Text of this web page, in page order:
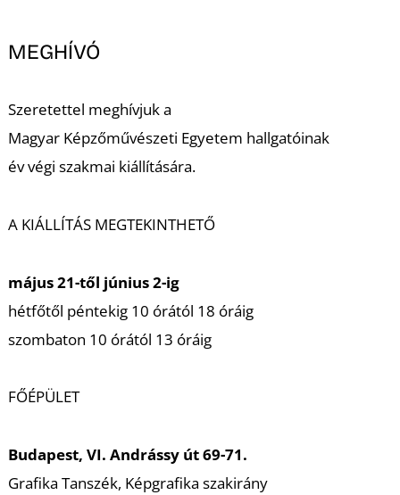
MEGHÍVÓ
Szeretettel meghívjuk a
Magyar Képzőművészeti Egyetem hallgatóinak
év végi szakmai kiállítására.
A KIÁLLÍTÁS MEGTEKINTHETŐ
május 21-től június 2-ig
hétfőtől péntekig 10 órától 18 óráig
szombaton 10 órától 13 óráig
FŐÉPÜLET
Budapest, VI. Andrássy út 69-71.
Grafika Tanszék, Képgrafika szakirány